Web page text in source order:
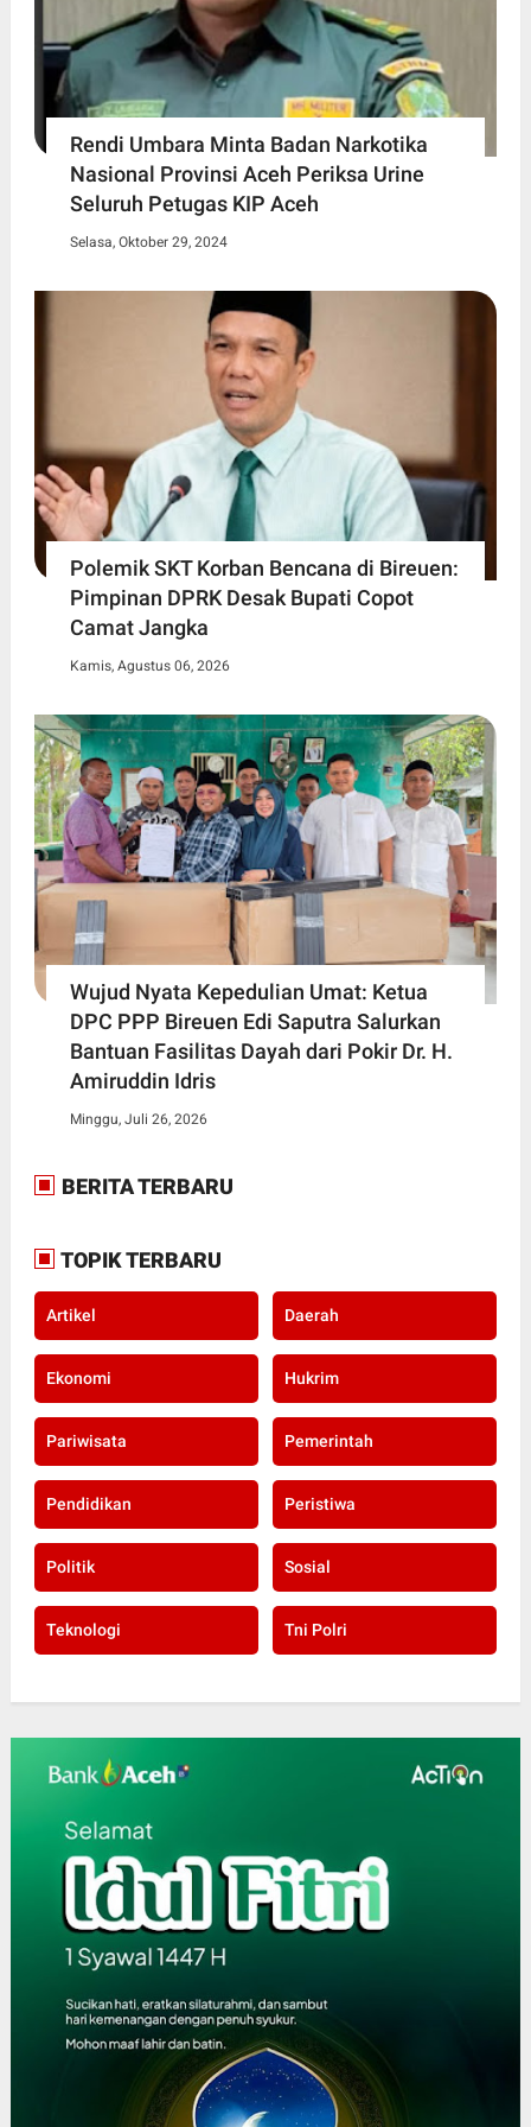
Rendi Umbara Minta Badan Narkotika
Nasional Provinsi Aceh Periksa Urine
Seluruh Petugas KIP Aceh
Selasa, Oktober 29, 2024
Polemik SKT Korban Bencana di Bireuen:
Pimpinan DPRK Desak Bupati Copot
Camat Jangka
Kamis, Agustus 06, 2026
Wujud Nyata Kepedulian Umat: Ketua
DPC PPP Bireuen Edi Saputra Salurkan
Bantuan Fasilitas Dayah dari Pokir Dr. H.
Amiruddin Idris
Minggu, Juli 26, 2026
BERITA TERBARU
TOPIK TERBARU
Artikel Daerah
Ekonomi Hukrim
Pariwisata Pemerintah
Pendidikan Peristiwa
Politik Sosial
Teknologi Tni Polri